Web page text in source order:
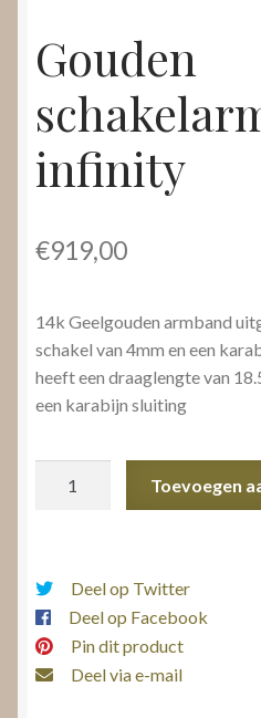
Gouden
infinity
€919,00
14k Geelgouden armband
schakel van 4mm en een
heeft een draaglengte van
een karabijn sluiting
Toevoegen
Deel op Twitter
Deel op Facebook
Pin dit product
Deel via e-mail